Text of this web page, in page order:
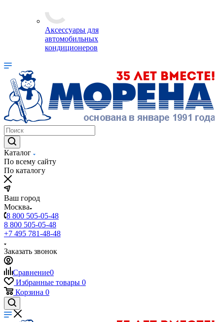
Аксессуары для
автомобильных
кондиционеров
Каталог
По всему сайту
По каталогу
Ваш город
Москва
8 800 505-05-48
8 800 505-05-48
+7 495 781-48-48
Заказать звонок
Сравнение0
Избранные товары 0
Корзина 0